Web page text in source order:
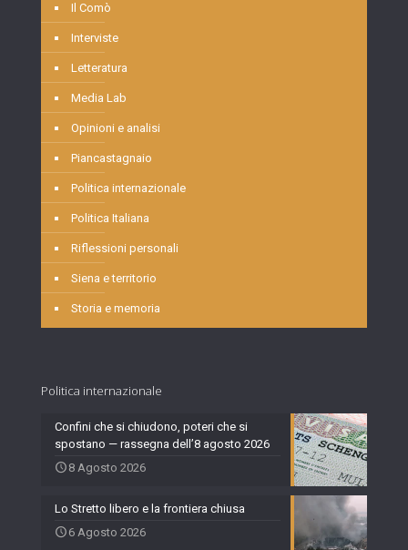
Il Comò
Interviste
Letteratura
Media Lab
Opinioni e analisi
Piancastagnaio
Politica internazionale
Politica Italiana
Riflessioni personali
Siena e territorio
Storia e memoria
Politica internazionale
Confini che si chiudono, poteri che si
spostano — rassegna dell’8 agosto 2026
8 Agosto 2026
Lo Stretto libero e la frontiera chiusa
6 Agosto 2026